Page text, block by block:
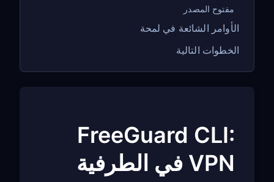
مفتوح المصدر
الأوامر الشائعة في لمحة
الخطوات التالية
FreeGuard CLI:
VPN في الطرفية